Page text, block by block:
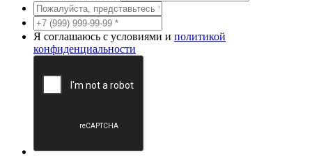
Я соглашаюсь с условиями и политикой
конфиденциальности